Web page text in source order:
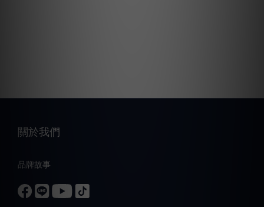
關於我們
品牌故事